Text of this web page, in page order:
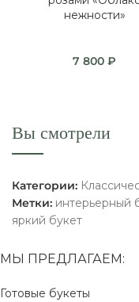
нежности»
7 800 ₽
Вы смотрели
Категории:
Метки: интерьерный
яркий букет
МЫ ПРЕДЛАГАЕМ:
Готовые букеты